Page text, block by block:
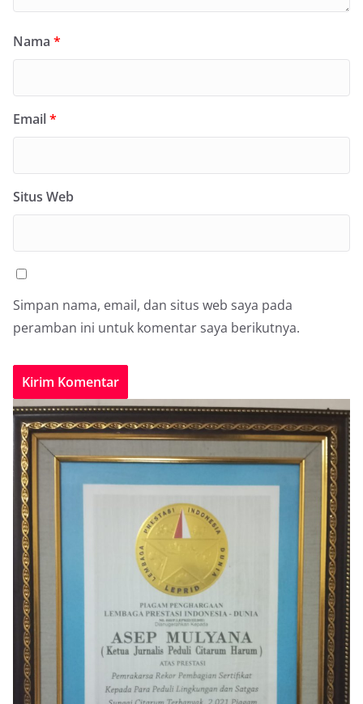
Nama *
Email*
Situs Web
Simpan nama, email, dan situs web saya pada
peramban ini untuk komentar saya berikutnya.